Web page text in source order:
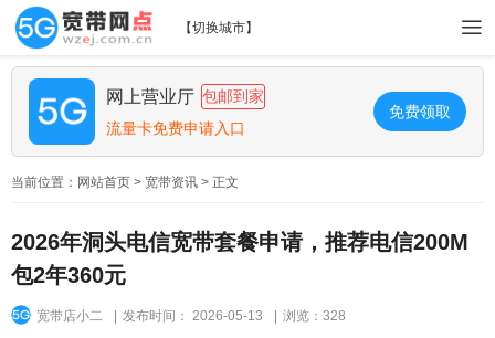
【切换城市】
网上营业厅 包邮到家
流量卡免费申请入口
免费领取
当前位置： 网站首页 > 宽带资讯 > 正文
2026年洞头电信宽带套餐申请，推荐电信200M
包2年360元
宽带店小二 发布时间： 2026-05-13 浏览：328